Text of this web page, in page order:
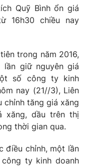
Quỹ Bình ổn giá
16h30 chiều nay
trong năm 2016,
giữ nguyên giá
số công ty kinh
nay (21//3), Liên
chỉnh tăng giá xăng
xăng, dầu trên thị
thời gian qua.
điều chỉnh, một lần
ty kinh doanh